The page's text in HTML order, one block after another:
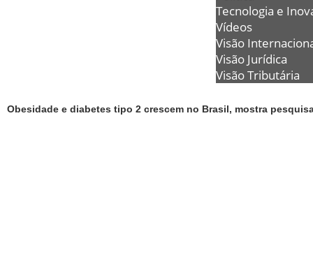
Tecnologia e
Vídeos
Visão
Visão Jurídica
Visão Tributária
Obesidade e diabetes tipo 2 crescem no Brasil, mostra